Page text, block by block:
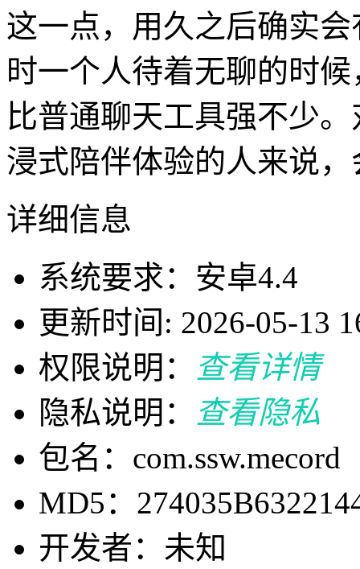
这一点，用久之后确实
时一个人待着无聊的时
比普通聊天工具强不少
浸式陪伴体验的人来说
详细信息
系统要求：安卓4.4
更新时间: 2026-05-13
权限说明：
查看详情
隐私说明：
查看隐私
包名：com.ssw.mecord
MD5：
开发者：未知